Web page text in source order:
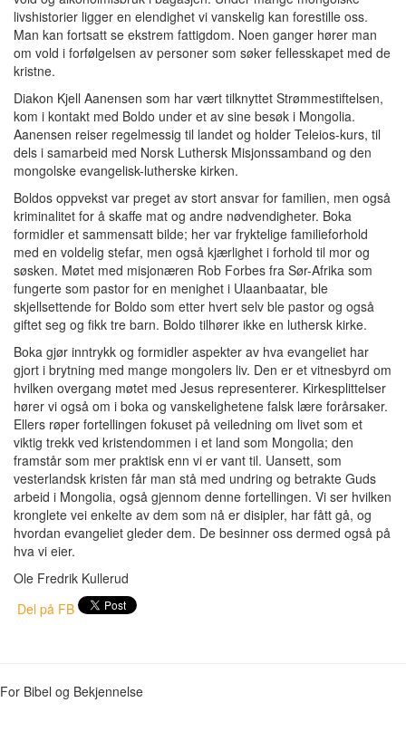
livshistorier ligger en elendighet vi vanskelig kan forestille oss.
Man kan fortsatt se ekstrem fattigdom. Noen ganger hører man
om vold i forfølgelsen av personer som søker fellesskapet med de
kristne.
Diakon Kjell Aanensen som har vært tilknyttet Strømmestiftelsen,
kom i kontakt med Boldo under et av sine besøk i Mongolia.
Aanensen reiser regelmessig til landet og holder Teleios-kurs, til
dels i samarbeid med Norsk Luthersk Misjonssamband og den
mongolske evangelisk-lutherske kirken.
Boldos oppvekst var preget av stort ansvar for familien, men også
kriminalitet for å skaffe mat og andre nødvendigheter. Boka
formidler et sammensatt bilde; her var fryktelige familieforhold
med en voldelig stefar, men også kjærlighet i forhold til mor og
søsken. Møtet med misjonæren Rob Forbes fra Sør-Afrika som
fungerte som pastor for en menighet i Ulaanbaatar, ble
skjellsettende for Boldo som etter hvert selv ble pastor og også
giftet seg og fikk tre barn. Boldo tilhører ikke en luthersk kirke.
Boka gjør inntrykk og formidler aspekter av hva evangeliet har
gjort i brytning med mange mongolers liv. Den er et vitnesbyrd om
hvilken overgang møtet med Jesus representerer. Kirkesplittelser
hører vi også om i boka og vanskelighetene falsk lære forårsaker.
Ellers røper fortellingen fokuset på veiledning om livet som et
viktig trekk ved kristendommen i et land som Mongolia; den
framstår som mer praktisk enn vi er vant til. Uansett, som
vesterlandsk kristen får man stå med undring og betrakte Guds
arbeid i Mongolia, også gjennom denne fortellingen. Vi ser hvilken
kronglete vei enkelte av dem som nå er disipler, har fått gå, og
hvordan evangeliet gleder dem. De besinner oss dermed også på
hva vi eier.
Ole Fredrik Kullerud
Del på FB
For Bibel og Bekjennelse